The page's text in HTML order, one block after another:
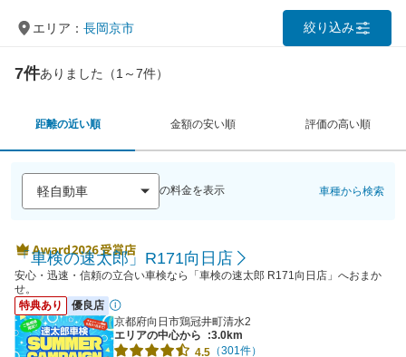
エリア： 長岡京市 絞り込み
7件ありました（1～7件）
距離の近い順 金額の安い順 評価の高い順
の料金を表示 車種から検索
「車検の速太郎」R171向日店
安心・迅速・信頼の立合い車検なら「車検の速太郎 R171向日店」へおまか
せ。
特典あり
優良店
京都府向日市鶏冠井町清水2
エリアの中心から
:3.0km
4.5 （301件）